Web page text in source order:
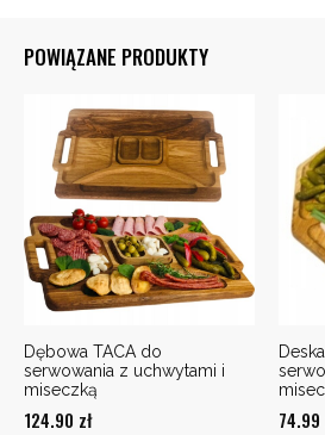
POWIĄZANE PRODUKTY
Dębowa TACA do
serwowania z uchwytami i
miseczką
124.90 zł 74.99